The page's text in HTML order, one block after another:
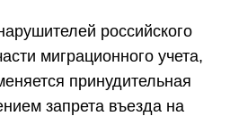
российского
миграционного учета,
принудительная
запрета въезда на